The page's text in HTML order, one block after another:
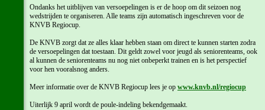
Ondanks het uitblijven van versoepelingen is er de hoop om dit seizoen nog
wedstrijden te organiseren. Alle teams zijn automatisch ingeschreven voor de
KNVB Regiocup.
De KNVB zorgt dat ze alles klaar hebben staan om direct te kunnen starten zodra
de versoepelingen dat toestaan. Dit geldt zowel voor jeugd als seniorenteams, ook
al kunnen de seniorenteams nu nog niet onbeperkt trainen en is het perspectief
voor hen vooralsnog anders.
Meer informatie over de KNVB Regiocup lees je op www.knvb.nl/regiocup
Uiterlijk 9 april wordt de poule-indeling bekendgemaakt.